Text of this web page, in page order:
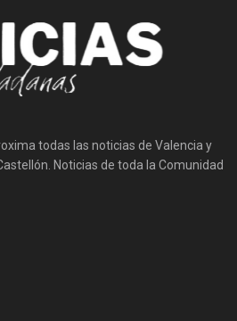
todas las noticias de Valencia y
Noticias de toda la Comunidad